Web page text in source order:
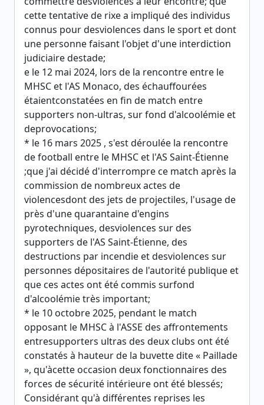
cette tentative de rixe a impliqué des individus
connus pour desviolences dans le sport et dont
une personne faisant l'objet d'une interdiction
judiciaire destade;
e le 12 mai 2024, lors de la rencontre entre le
MHSC et l'AS Monaco, des échauffourées
étaientconstatées en fin de match entre
supporters non-ultras, sur fond d'alcoolémie et
deprovocations;
* le 16 mars 2025 , s'est déroulée la rencontre
de football entre le MHSC et l'AS Saint-Étienne
;que j'ai décidé d'interrompre ce match après la
commission de nombreux actes de
violencesdont des jets de projectiles, l'usage de
près d'une quarantaine d'engins
pyrotechniques, desviolences sur des
supporters de l'AS Saint-Étienne, des
destructions par incendie et desviolences sur
personnes dépositaires de l'autorité publique et
que ces actes ont été commis surfond
d'alcoolémie très important;
* le 10 octobre 2025, pendant le match
opposant le MHSC à l'ASSE des affrontements
entresupporters ultras des deux clubs ont été
constatés à hauteur de la buvette dite « Paillade
», qu'àcette occasion deux fonctionnaires des
forces de sécurité intérieure ont été blessés;
Considérant qu'à différentes reprises les